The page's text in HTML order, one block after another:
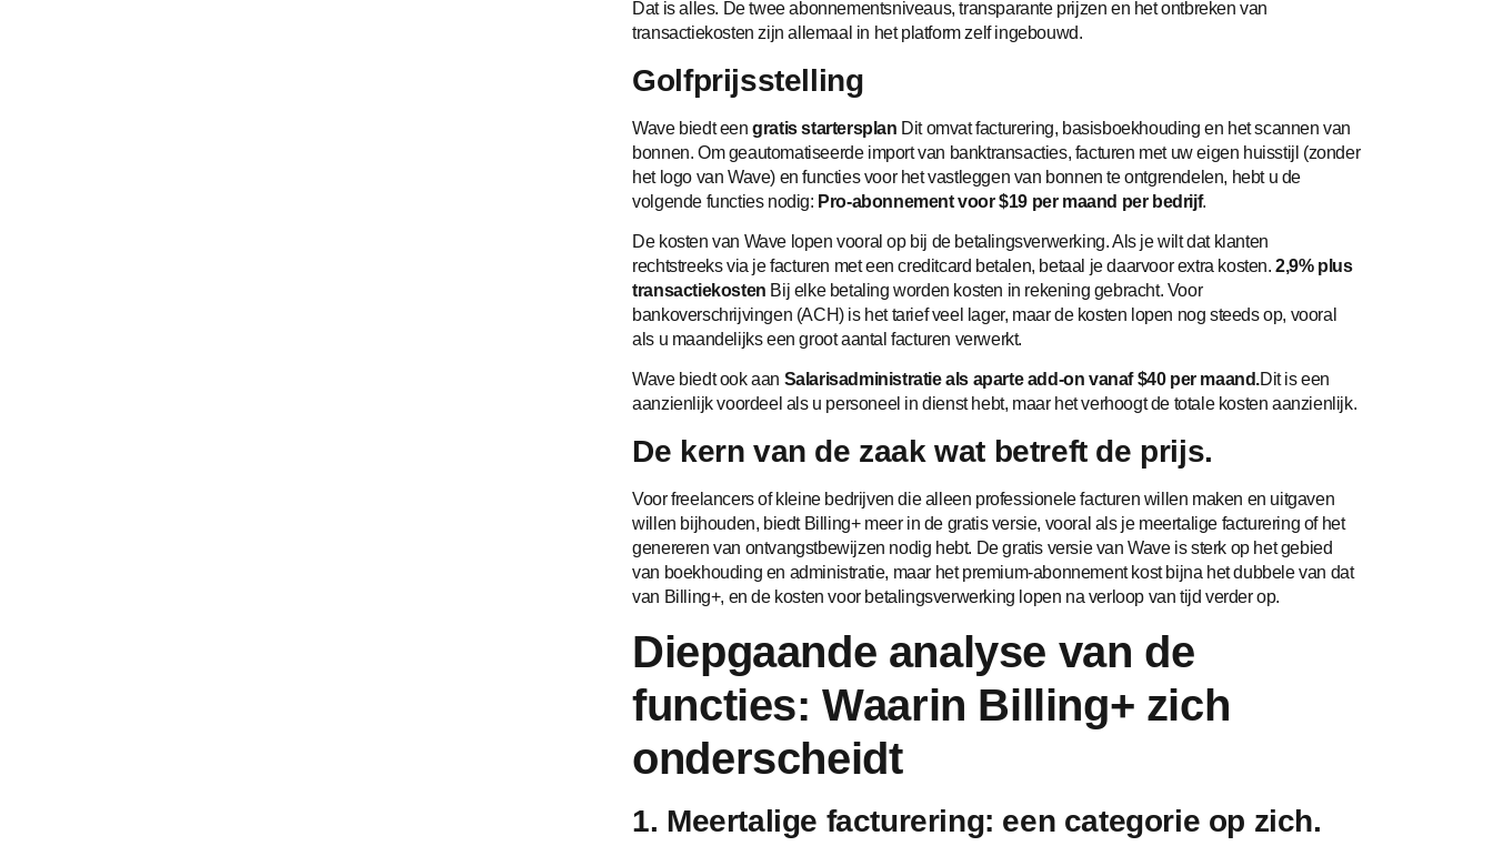
Dat is alles. De twee abonnementsniveaus, transparante prijzen en het ontbreken van
transactiekosten zijn allemaal in het platform zelf ingebouwd.
Golfprijsstelling
Wave biedt eengratis startersplan Dit omvat facturering, basisboekhouding en het scannen van
bonnen. Om geautomatiseerde import van banktransacties, facturen met uw eigen huisstijl (zonder
het logo van Wave) en functies voor het vastleggen van bonnen te ontgrendelen, hebt u de
volgende functies nodig: Pro-abonnement voor $19 per maand per bedrijf.
De kosten van Wave lopen vooral op bij de betalingsverwerking. Als je wilt dat klanten
rechtstreeks via je facturen met een creditcard betalen, betaal je daarvoor extra kosten.2,9% plus
transactiekosten Bij elke betaling worden kosten in rekening gebracht. Voor
bankoverschrijvingen (ACH) is het tarief veel lager, maar de kosten lopen nog steeds op, vooral
als u maandelijks een groot aantal facturen verwerkt.
Wave biedt ook aan Salarisadministratie als aparte add-on vanaf $40 per maand.Dit is een
aanzienlijk voordeel als u personeel in dienst hebt, maar het verhoogt de totale kosten aanzienlijk.
De kern van de zaak wat betreft de prijs.
Voor freelancers of kleine bedrijven die alleen professionele facturen willen maken en uitgaven
willen bijhouden, biedt Billing+ meer in de gratis versie, vooral als je meertalige facturering of het
genereren van ontvangstbewijzen nodig hebt. De gratis versie van Wave is sterk op het gebied
van boekhouding en administratie, maar het premium-abonnement kost bijna het dubbele van dat
van Billing+, en de kosten voor betalingsverwerking lopen na verloop van tijd verder op.
Diepgaande analyse van de
functies: Waarin Billing+ zich
onderscheidt
1. Meertalige facturering: een categorie op zich.